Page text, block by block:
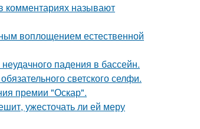
комментариях называют
воплощением естественной
падения в бассейн.
светского селфи.
премии "Оскар".
ужесточать ли ей меру